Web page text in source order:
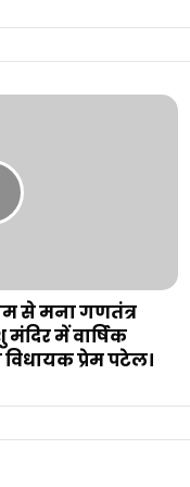
से मना गणतंत्र
में वार्षिक
प्रेम पटेल।